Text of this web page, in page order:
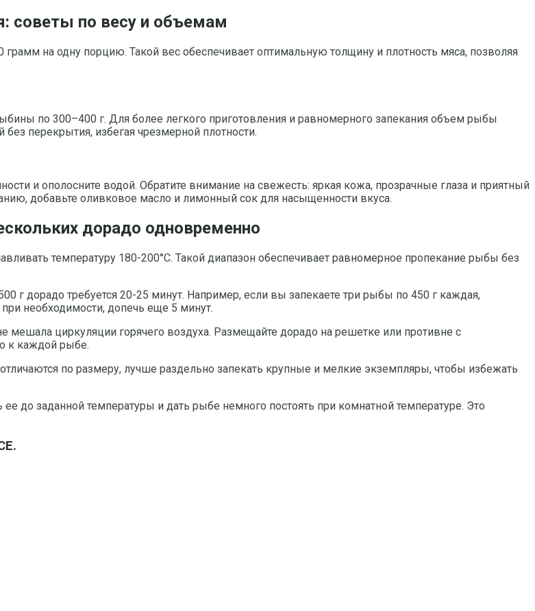
советы по весу и объемам
на одну порцию. Такой вес обеспечивает оптимальную толщину и плотность мяса, позволяя
по 300–400 г. Для более легкого приготовления и равномерного запекания объем рыбы
перекрытия, избегая чрезмерной плотности.
и ополосните водой. Обратите внимание на свежесть: яркая кожа, прозрачные глаза и приятный
добавьте оливковое масло и лимонный сок для насыщенности вкуса.
дорадо одновременно
температуру 180-200°C. Такой диапазон обеспечивает равномерное пропекание рыбы без
г дорадо требуется 20-25 минут. Например, если вы запекаете три рыбы по 450 г каждая,
необходимости, допечь еще 5 минут.
циркуляции горячего воздуха. Размещайте дорадо на решетке или противне с
к каждой рыбе.
по размеру, лучше раздельно запекать крупные и мелкие экземпляры, чтобы избежать
до заданной температуры и дать рыбе немного постоять при комнатной температуре. Это